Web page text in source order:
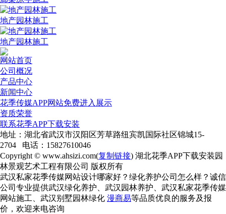
地产园林施工
地产园林施工
网站首页
公司概况
产品中心
新闻中心
花季传媒APP网站免费进入展示
资质荣誉
联系花季APP下载安装
地址：湖北省武汉市汉阳区芳草路纽宾凯国际社区锦城15-
2704 电话：15827610046
Copyright © www.ahsizi.com(复制链接) 湖北花季APP下载安装园
林景观艺术工程有限公司 版权所有
武汉私家花季传媒网站设计哪家好？绿化养护公司怎么样？诚信
公司专业提供武汉绿化养护、武汉园林养护、武汉私家花季传媒
网站施工、武汉别墅园林绿化 漫商易等品质优良的服务及报
价，欢迎来电咨询